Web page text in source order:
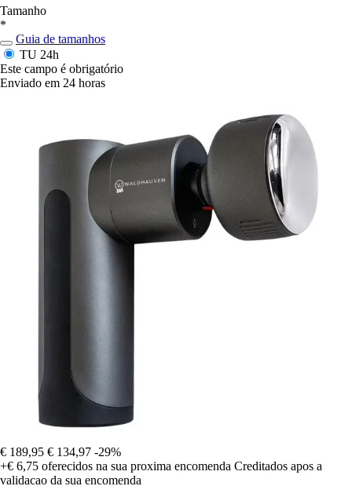
Tamanho
*
Guia de tamanhos
TU 24h
Este campo é obrigatório
Enviado em 24 horas
€ 189,95 € 134,97 -29%
+€ 6,75 oferecidos na sua proxima encomenda Creditados apos a
validacao da sua encomenda